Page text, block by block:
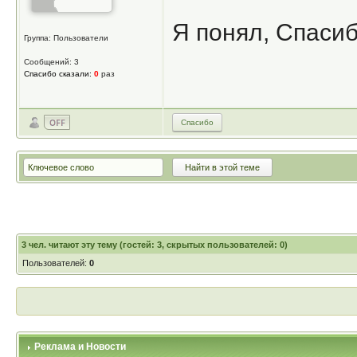
Группа: Пользователи
Сообщений: 3
Спасибо сказали: 0раз
Я понял,
Спасибо
3чел. читают эту тему (гостей: 3, скрытых пользователей: 0)
Пользователей: 0
Реклама и Новости